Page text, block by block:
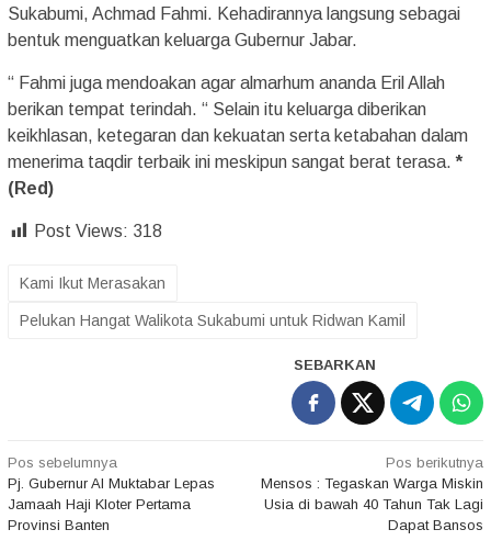
Sukabumi, Achmad Fahmi. Kehadirannya langsung sebagai
bentuk menguatkan keluarga Gubernur Jabar.
“ Fahmi juga mendoakan agar almarhum ananda Eril Allah
berikan tempat terindah. “ Selain itu keluarga diberikan
keikhlasan, ketegaran dan kekuatan serta ketabahan dalam
menerima taqdir terbaik ini meskipun sangat berat terasa.*
(Red)
Post Views: 318
Kami Ikut Merasakan
Pelukan Hangat Walikota Sukabumi untuk Ridwan Kamil
SEBARKAN
Navigasi
pos
Pos sebelumnya
Pj. Gubernur Al Muktabar Lepas
Jamaah Haji Kloter Pertama
Provinsi Banten
Pos berikutnya
Mensos : Tegaskan Warga Miskin
Usia di bawah 40 Tahun Tak Lagi
Dapat Bansos